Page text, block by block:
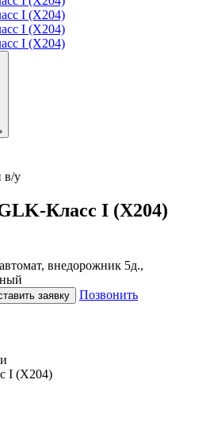
в/у
Класс I (X204)
внедорожник 5д.,
заявку
Позвонить
I (X204)